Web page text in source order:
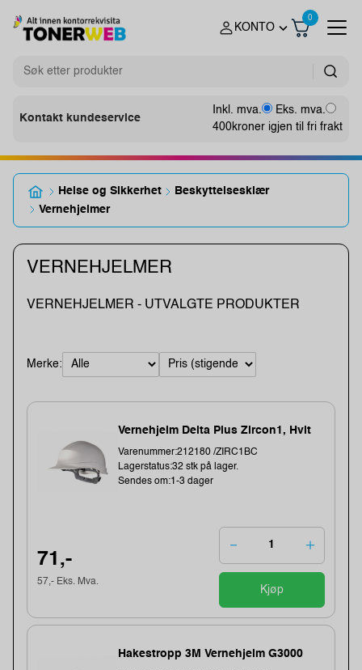
KONTO
0
Kontakt kundeservice
Inkl. mva.
Eks. mva.
400kroner igjen til fri frakt
Helse og Sikkerhet
Beskyttelsesklær
Vernehjelmer
VERNEHJELMER
VERNEHJELMER - UTVALGTE PRODUKTER
Merke:
Vernehjelm Delta Plus Zircon1, Hvit
Varenummer:212180 /ZIRC1BC
Lagerstatus:32 stk på lager.
Sendes om:1-3 dager
71,-
57,- Eks. Mva.
Kjøp
Hakestropp 3M Vernehjelm G3000